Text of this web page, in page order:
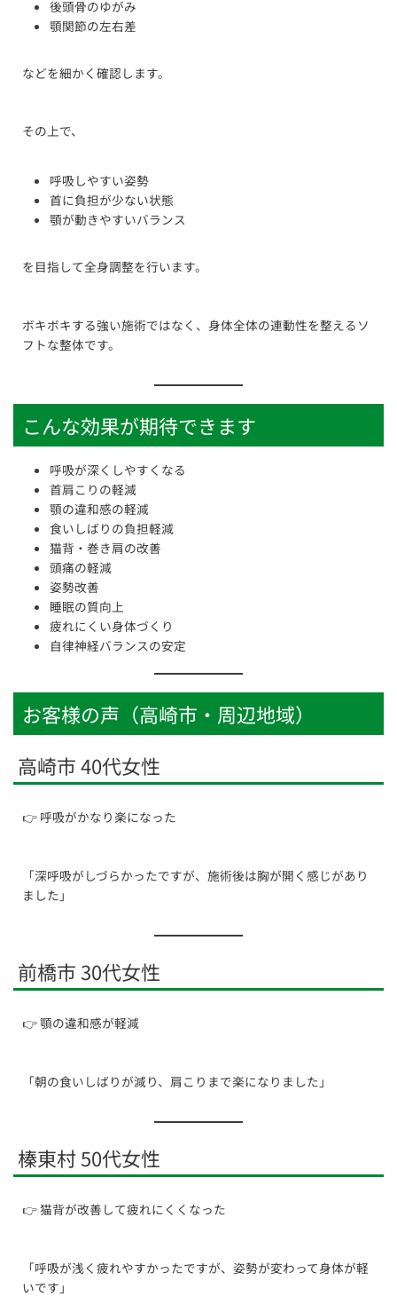
後頭骨のゆがみ
顎関節の左右差
などを細かく確認します。
その上で、
呼吸しやすい姿勢
首に負担が少ない状態
顎が動きやすいバランス
を目指して全身調整を行います。
ボキボキする強い施術ではなく、身体全体の連動性を整えるソ
フトな整体です。
こんな効果が期待できます
呼吸が深くしやすくなる
首肩こりの軽減
顎の違和感の軽減
食いしばりの負担軽減
猫背・巻き肩の改善
頭痛の軽減
姿勢改善
睡眠の質向上
疲れにくい身体づくり
自律神経バランスの安定
お客様の声（高崎市・周辺地域）
高崎市 40代女性
👉 呼吸がかなり楽になった
「深呼吸がしづらかったですが、施術後は胸が開く感じがあり
ました」
前橋市 30代女性
👉 顎の違和感が軽減
「朝の食いしばりが減り、肩こりまで楽になりました」
榛東村 50代女性
👉 猫背が改善して疲れにくくなった
「呼吸が浅く疲れやすかったですが、姿勢が変わって身体が軽
いです」